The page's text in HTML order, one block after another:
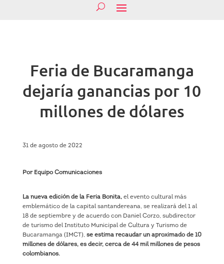
Feria de Bucaramanga
dejaría ganancias por 10
millones de dólares
31 de agosto de 2022
Por Equipo Comunicaciones
La nueva edición de la Feria Bonita,el evento cultural más
emblemático de la capital santandereana, se realizará del 1 al
18 de septiembre y de acuerdo con Daniel Corzo, subdirector
de turismo del Instituto Municipal de Cultura y Turismo de
Bucaramanga (IMCT), se estima recaudar un aproximado de 10
millones de dólares, es decir, cerca de 44 mil millones de pesos
colombianos.